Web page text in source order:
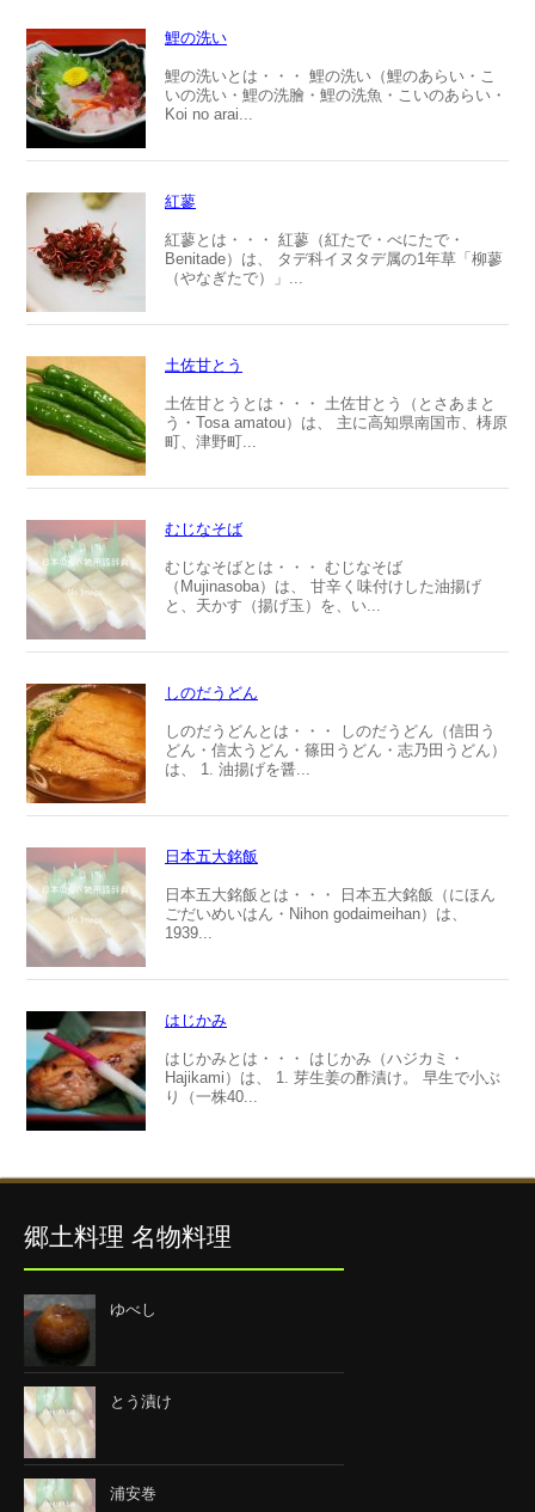
鯉の洗い
鯉の洗いとは・・・ 鯉の洗い（鯉のあらい・こ
いの洗い・鯉の洗膾・鯉の洗魚・こいのあらい・
Koi no arai...
紅蓼
紅蓼とは・・・ 紅蓼（紅たで・べにたで・
Benitade）は、 タデ科イヌタデ属の1年草「柳蓼
（やなぎたで）」...
土佐甘とう
土佐甘とうとは・・・ 土佐甘とう（とさあまと
う・Tosa amatou）は、 主に高知県南国市、梼原
町、津野町...
むじなそば
むじなそばとは・・・ むじなそば
（Mujinasoba）は、 甘辛く味付けした油揚げ
と、天かす（揚げ玉）を、い...
しのだうどん
しのだうどんとは・・・ しのだうどん（信田う
どん・信太うどん・篠田うどん・志乃田うどん）
は、 1. 油揚げを醤...
日本五大銘飯
日本五大銘飯とは・・・ 日本五大銘飯（にほん
ごだいめいはん・Nihon godaimeihan）は、
1939...
はじかみ
はじかみとは・・・ はじかみ（ハジカミ・
Hajikami）は、 1. 芽生姜の酢漬け。 早生で小ぶ
り（一株40...
郷土料理 名物料理
ゆべし
とう漬け
浦安巻